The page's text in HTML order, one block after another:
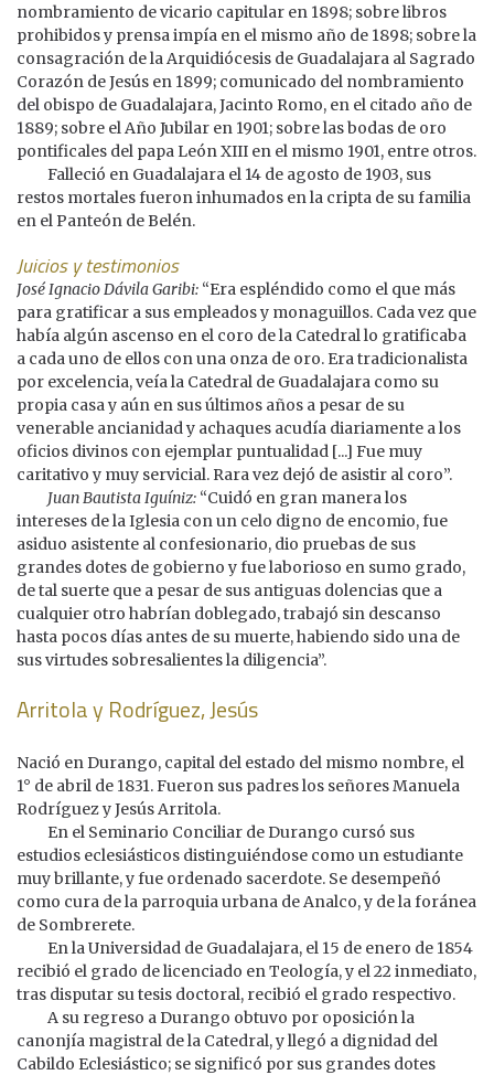
nombramiento de vicario capitular en 1898; sobre libros
prohibidos y prensa impía en el mismo año de 1898; sobre la
consagración de la Arquidiócesis de Guadalajara al Sagrado
Corazón de Jesús en 1899; comunicado del nombramiento
del obispo de Guadalajara, Jacinto Romo, en el citado año de
1889; sobre el Año Jubilar en 1901; sobre las bodas de oro
pontificales del papa León XIII en el mismo 1901, entre otros.
Falleció en Guadalajara el 14 de agosto de 1903, sus
restos mortales fueron inhumados en la cripta de su familia
en el Panteón de Belén.
Juicios y testimonios
José Ignacio Dávila Garibi: “Era espléndido como el que más
para gratificar a sus empleados y monaguillos. Cada vez que
había algún ascenso en el coro de la Catedral lo gratificaba
a cada uno de ellos con una onza de oro. Era tradicionalista
por excelencia, veía la Catedral de Guadalajara como su
propia casa y aún en sus últimos años a pesar de su
venerable ancianidad y achaques acudía diariamente a los
oficios divinos con ejemplar puntualidad [...] Fue muy
caritativo y muy servicial. Rara vez dejó de asistir al coro”.
Juan Bautista Iguíniz: “Cuidó en gran manera los
intereses de la Iglesia con un celo digno de encomio, fue
asiduo asistente al confesionario, dio pruebas de sus
grandes dotes de gobierno y fue laborioso en sumo grado,
de tal suerte que a pesar de sus antiguas dolencias que a
cualquier otro habrían doblegado, trabajó sin descanso
hasta pocos días antes de su muerte, habiendo sido una de
sus virtudes sobresalientes la diligencia”.
Arritola y Rodríguez, Jesús
Nació en Durango, capital del estado del mismo nombre, el
1° de abril de 1831. Fueron sus padres los señores Manuela
Rodríguez y Jesús Arritola.
En el Seminario Conciliar de Durango cursó sus
estudios eclesiásticos distinguiéndose como un estudiante
muy brillante, y fue ordenado sacerdote. Se desempeñó
como cura de la parroquia urbana de Analco, y de la foránea
de Sombrerete.
En la Universidad de Guadalajara, el 15 de enero de 1854
recibió el grado de licenciado en Teología, y el 22 inmediato,
tras disputar su tesis doctoral, recibió el grado respectivo.
A su regreso a Durango obtuvo por oposición la
canonjía magistral de la Catedral, y llegó a dignidad del
Cabildo Eclesiástico; se significó por sus grandes dotes